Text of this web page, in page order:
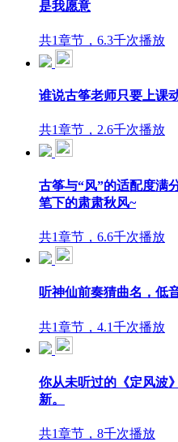
是我愿意
共1章节，6.3千次播放
谁说古筝老师只要上课
共1章节，2.6千次播放
古筝与“风”的适配度满
笔下的肃肃秋风~
共1章节，6.6千次播放
听神仙前奏猜曲名，低
共1章节，4.1千次播放
你从未听过的《定风波
新。
共1章节，8千次播放